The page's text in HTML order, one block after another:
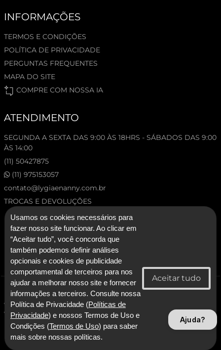
INFORMAÇÕES
TERMOS E CONDIÇÕES
POLÍTICA DE PRIVACIDADE
PERGUNTAS FREQUENTES
MAPA DO SITE
COMPRE COM NOSSA IA
ATENDIMENTO
SEGUNDA A SEXTA DAS 9:00 ÀS 18HRS - SÁBADOS DAS 9:00
ÀS 14:00
(11) 50427875
(11) 975153057
contato@lygiaenanny.com.br
TROCAS E DEVOLUÇÕES
© 2026 Lygia & Nanny. Todos os direitos reservados.
CNPJ: 53.227.120/0001-92 - Lygia & Nanny Artesanato Confeccoes e
Comercio LTDA
Com Tecnologia SmarterApp
Usamos os cookies necessários para
fazer nosso site funcionar. Ao clicar em
“Aceitar tudo”, você concorda que
também podemos definir análises
opcionais e cookies de publicidade
comportamental de terceiros para nos
ajudar a melhorar nosso site e fornecer
informações a terceiros. Consulte nossa
Política de Privacidade (Políticas de
Privacidade) e nossos Termos de Uso e
Condições (Termos de Uso) para saber
mais sobre nossas políticas.
Ajuda?